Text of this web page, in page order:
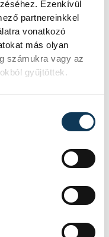
Ezenkívül
partnereinkkel
vonatkozó
más olyan
számukra vagy az
gyűjtöttek.
mellett
úszás és
-
volna
pénzügyi okok
A
közölte, hogy
jogát.